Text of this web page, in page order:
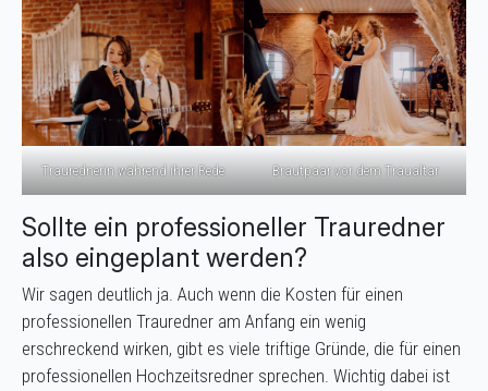
Traurednerin während ihrer Rede Brautpaar vor dem Traualtar
Sollte ein professioneller Trauredner
also eingeplant werden?
Wir sagen deutlich ja. Auch wenn die Kosten für einen
professionellen Trauredner am Anfang ein wenig
erschreckend wirken, gibt es viele triftige Gründe, die für einen
professionellen Hochzeitsredner sprechen. Wichtig dabei ist